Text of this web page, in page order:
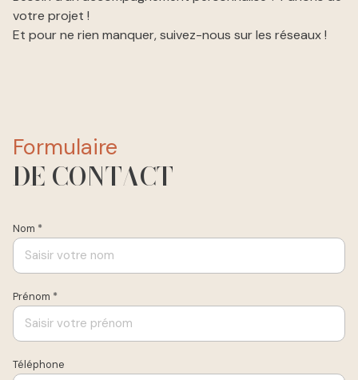
votre projet !
Et pour ne rien manquer, suivez-nous sur les réseaux !
formulaire
DE CONTACT
Nom *
Prénom *
Téléphone